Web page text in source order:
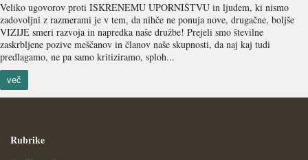
Veliko ugovorov proti ISKRENEMU UPORNIŠTVU in ljudem, ki nismo
zadovoljni z razmerami je v tem, da nihče ne ponuja nove, drugačne, boljše
VIZIJE smeri razvoja in napredka naše družbe! Prejeli smo številne
zaskrbljene pozive meščanov in članov naše skupnosti, da naj kaj tudi
predlagamo, ne pa samo kritiziramo, sploh...
več
Rubrike